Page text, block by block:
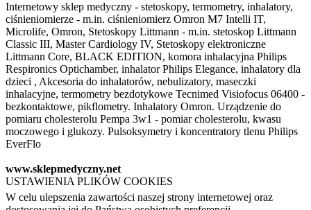
Internetowy sklep medyczny - stetoskopy, termometry, inhalatory,
ciśnieniomierze - m.in. ciśnieniomierz Omron M7 Intelli IT,
Microlife, Omron, Stetoskopy Littmann - m.in. stetoskop Littmann
Classic III, Master Cardiology IV, Stetoskopy elektroniczne
Littmann Core, BLACK EDITION, komora inhalacyjna Philips
Respironics Optichamber, inhalator Philips Elegance, inhalatory dla
dzieci , Akcesoria do inhalatorów, nebulizatory, maseczki
inhalacyjne, termometry bezdotykowe Tecnimed Visiofocus 06400 -
bezkontaktowe, pikflometry. Inhalatory Omron. Urządzenie do
pomiaru cholesterolu Pempa 3w1 - pomiar cholesterolu, kwasu
moczowego i glukozy. Pulsoksymetry i koncentratory tlenu Philips
EverFlo
www.sklepmedyczny.net
USTAWIENIA PLIKÓW COOKIES
W celu ulepszenia zawartości naszej strony internetowej oraz